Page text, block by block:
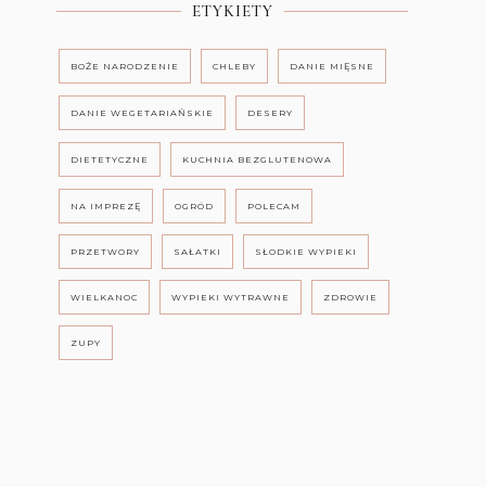
ETYKIETY
BOŻE NARODZENIE CHLEBY DANIE MIĘSNE
DANIE WEGETARIAŃSKIE DESERY
DIETETYCZNE KUCHNIA BEZGLUTENOWA
NA IMPREZĘ OGRÓD POLECAM
PRZETWORY SAŁATKI SŁODKIE WYPIEKI
WIELKANOC WYPIEKI WYTRAWNE ZDROWIE
ZUPY